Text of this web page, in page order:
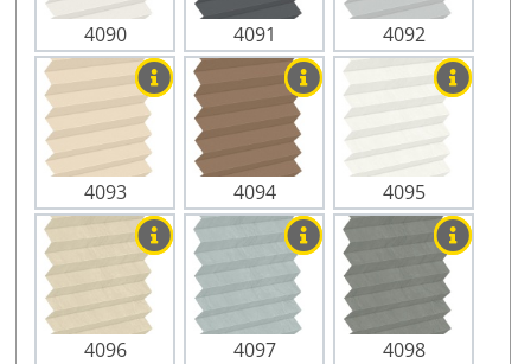
4090 4091 4092
4093 4094 4095
4096 4097 4098